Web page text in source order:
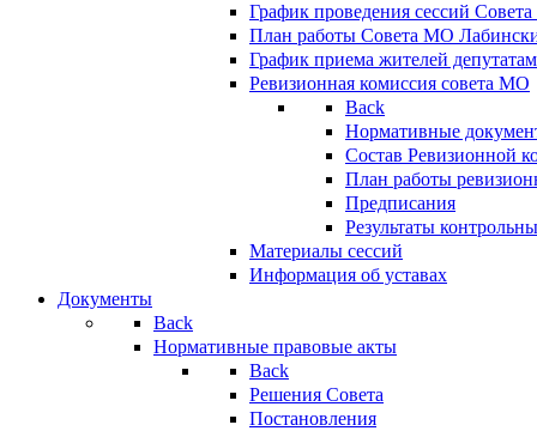
График проведения сессий
План работы Совета МО
График приема жителей
Ревизионная комиссия совета МО
Back
Нормативные
Состав Ревизионной
План работы
Предписания
Результаты
Материалы сессий
Информация об уставах
Документы
Back
Нормативные правовые акты
Back
Решения Совета
Постановления